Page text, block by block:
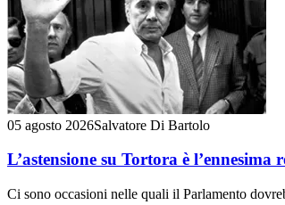
05 agosto 2026Salvatore Di Bartolo
L’astensione su Tortora è l’ennesima
Ci sono occasioni nelle quali il Parlamento